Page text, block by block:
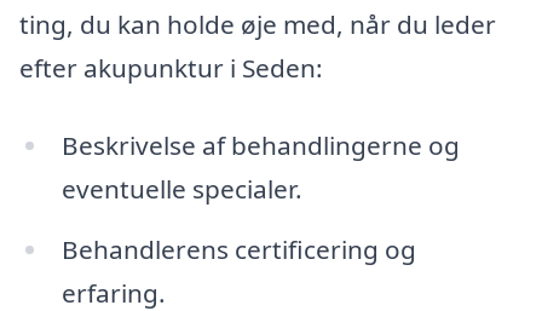
ting, du kan holde øje med, når du leder
efter akupunktur i Seden:
Beskrivelse af behandlingerne og
eventuelle specialer.
Behandlerens certificering og
erfaring.